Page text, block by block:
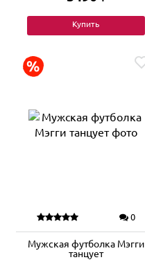
Купить
0
Мужская футболка Мэгги
танцует